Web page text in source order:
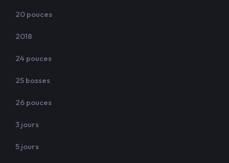
20 pouces
2018
24 pouces
25 bosses
26 pouces
3 jours
5 jours